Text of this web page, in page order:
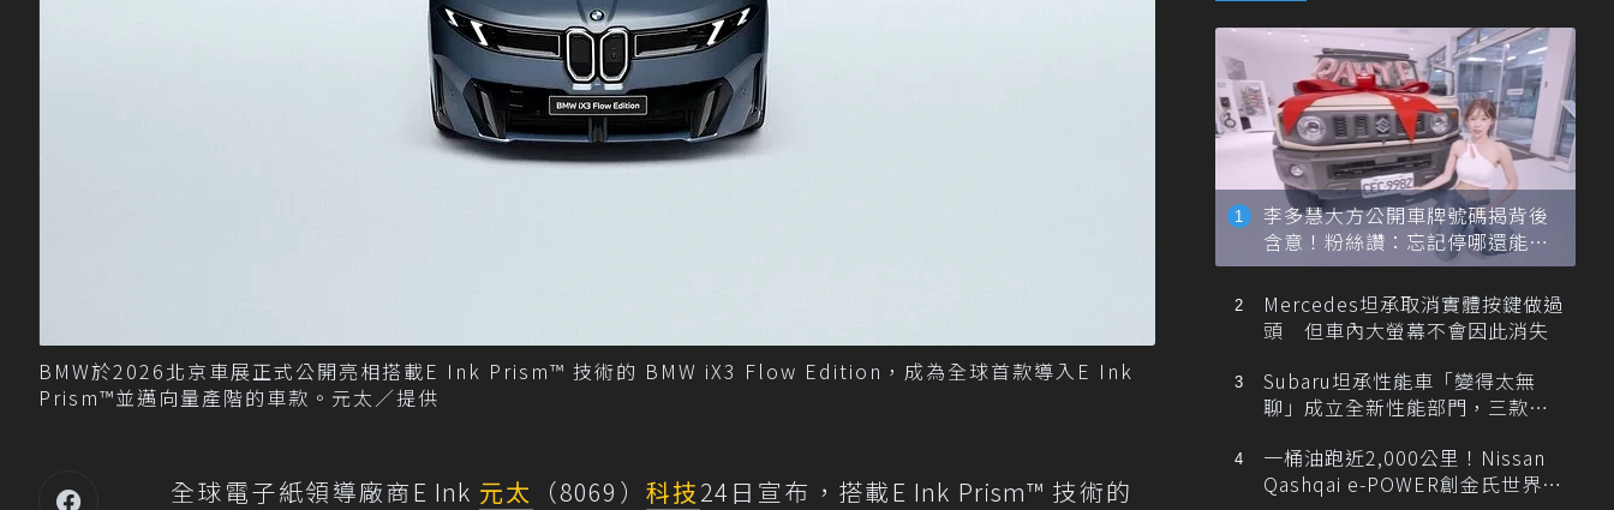
BMW於2026北京車展正式公開亮相搭載E Ink Prism™ 技術的 BMW iX3 Flow Edition，成為全球首款導入E Ink
Prism™並邁向量產階的車款。元太／提供
全球電子紙領導廠商E Ink 元太 （8069） 科技24日宣布，搭載E Ink Prism™ 技術的
李多慧大方公開車牌號碼揭背後
含意！粉絲讚：忘記停哪還能幫
忙找車
Mercedes坦承取消實體按鍵做過
頭 但車內大螢幕不會因此消失
Subaru坦承性能車「變得太無
聊」成立全新性能部門，三款手
一桶油跑近2,000公里！Nissan
Qashqai e-POWER創金氏世界紀